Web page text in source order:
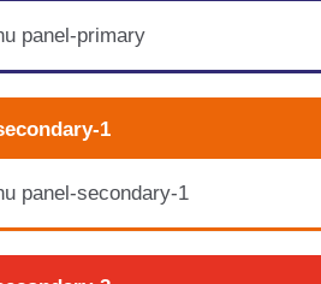
panel-primary
1
panel-secondary-1